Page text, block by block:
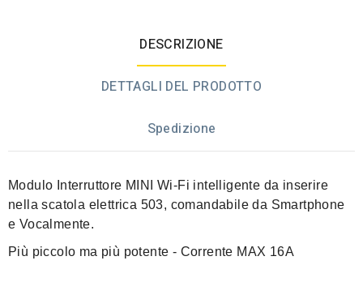
DESCRIZIONE
DETTAGLI DEL PRODOTTO
Spedizione
Modulo Interruttore MINI Wi-Fi intelligente da inserire
nella scatola elettrica 503, comandabile da Smartphone
e Vocalmente.
Più piccolo ma più potente - Corrente MAX 16A